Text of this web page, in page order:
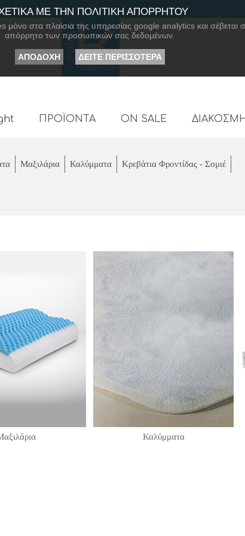
ΠΡΟΪΟΝΤΑ ON SALE
Μαξιλάρια Καλύμματα Κρεβάτια Φροντίδας - Σομιέ
Καλύμματα
ΜΕ ΤΗΝ ΠΟΛΙΤΙΚΗ ΑΠΟΡΡΗΤΟΥ
μόνο στα πλαίσια της υπηρεσίας google analytics και
απόρρητο των προσωπικών σας δεδομένων.
ΑΠΟΔΟΧΗ ΔΕΙΤΕ ΠΕΡΙΣΣΟΤΕΡΑ